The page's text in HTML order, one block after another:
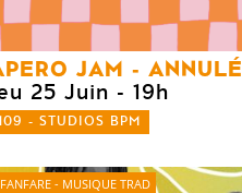
JAM - ANNULÉ
25 Juin - 19h
- STUDIOS BPM
FANFARE - MUSIQUE TRAD